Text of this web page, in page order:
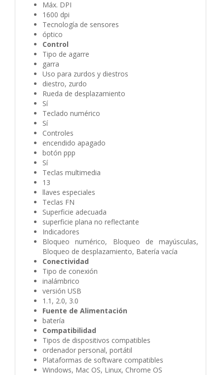
Máx. DPI
1600 dpi
Tecnología de sensores
óptico
Control
Tipo de agarre
garra
Uso para zurdos y diestros
diestro, zurdo
Rueda de desplazamiento
Sí
Teclado numérico
Sí
Controles
encendido apagado
botón ppp
Sí
Teclas multimedia
13
llaves especiales
Teclas FN
Superficie adecuada
superficie plana no reflectante
Indicadores
Bloqueo numérico, Bloqueo de mayúsculas,
Bloqueo de desplazamiento, Batería vacía
Conectividad
Tipo de conexión
inalámbrico
versión USB
1.1, 2.0, 3.0
Fuente de Alimentación
batería
Compatibilidad
Tipos de dispositivos compatibles
ordenador personal, portátil
Plataformas de software compatibles
Windows, Mac OS, Linux, Chrome OS